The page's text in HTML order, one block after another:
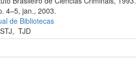
4–5, jan., 2003.
de Bibliotecas
STJ,TJD